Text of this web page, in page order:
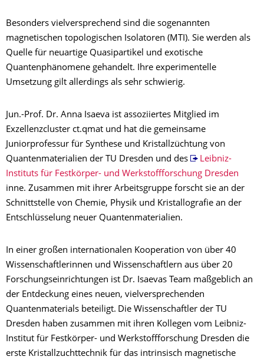
Besonders vielversprechend sind die sogenannten
magnetischen topologischen Isolatoren (MTI). Sie werden als
Quelle für neuartige Quasipartikel und exotische
Quantenphänomene gehandelt. Ihre experimentelle
Umsetzung gilt allerdings als sehr schwierig.
Jun.-Prof. Dr. Anna Isaeva ist assoziiertes Mitglied im
Exzellenzcluster ct.qmat und hat die gemeinsame
Juniorprofessur für Synthese und Kristallzüchtung von
Quantenmaterialien der TU Dresden und des
Leibniz-
Instituts für Festkörper- und Werkstoffforschung Dresden
inne. Zusammen mit ihrer Arbeitsgruppe forscht sie an der
Schnittstelle von Chemie, Physik und Kristallografie an der
Entschlüsselung neuer Quantenmaterialien.
In einer großen internationalen Kooperation von über 40
Wissenschaftlerinnen und Wissenschaftlern aus über 20
Forschungseinrichtungen ist Dr. Isaevas Team maßgeblich an
der Entdeckung eines neuen, vielversprechenden
Quantenmaterials beteiligt. Die Wissenschaftler der TU
Dresden haben zusammen mit ihren Kollegen vom Leibniz-
Institut für Festkörper- und Werkstoffforschung Dresden die
erste Kristallzuchttechnik für das intrinsisch magnetische